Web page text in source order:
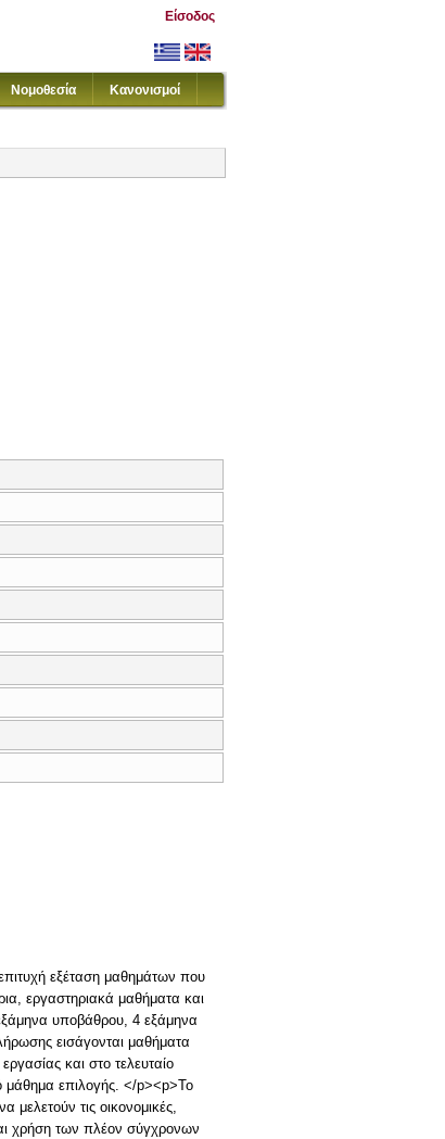
Είσοδος
Νομοθεσία Κανονισμοί
εξέταση μαθημάτων που
εργαστηριακά μαθήματα και
υποβάθρου, 4 εξάμηνα
εισάγονται μαθήματα
και στο τελευταίο
μάθημα επιλογής. </p><p>Το
τις οικονομικές,
χρήση των πλέον σύγχρονων